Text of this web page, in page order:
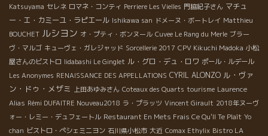
Katsuyama セレネ ロマネ・コンティ Perriere Les Vielles 門脇紀子さん マチュ
ー・エ・カミーユ・ラピエール Ishikawa san ドメーヌ・ボートレイ Matthieu
BOUCHET ルシヨン オ・プティ・ボンヌール Cuvee Le Rang du Merle ブラー
ヴ・マルゴ キューヴェ・ガレジャッド Sorcellerie 2017 CPV Kikuchi Madoka 小松
屋さんのビストロ Iidabashi Le Ginglet ル・グロ・デュ・ロワ ポール・ルデール
Les Anonymes RENAISSANCE DES APPELLATIONS CYRIL ALONZO ル・ヴァ
ン・ドゥ・メザミ
上田あゆみさん Coteaux des Quarts tourisme Laurence
Alias Rémi DUFAITRE Nouveau2018 ラ・プラッツ Vincent Girault 2018年ヌーヴ
ォー・レミー・デュフェートル Restaurant En Mets Frais Ce Qu'Il Te Plaît Yo
chan ビストロ・ペシェミニヨン 石川県小松市 大近 Comax Ethylix Bistro LA